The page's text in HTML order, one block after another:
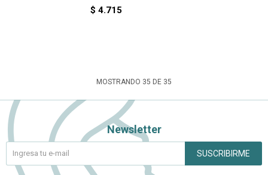
$ 4.715
MOSTRANDO 35 DE 35
Newsletter
SUSCRIBIRME